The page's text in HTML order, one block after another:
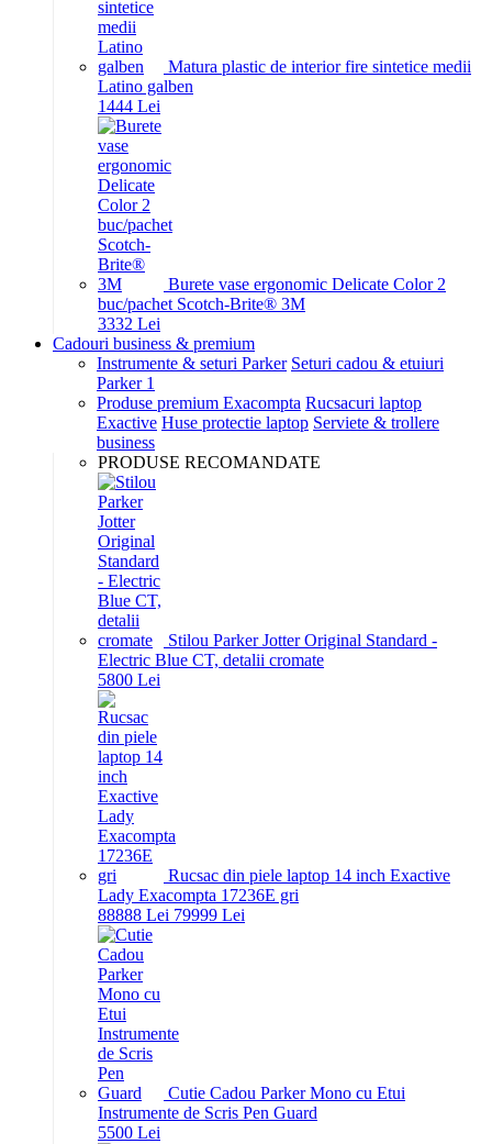
Matura plastic de interior fire sintetice medii
Latino galben
1444 Lei
Burete vase ergonomic Delicate Color 2
buc/pachet Scotch-Brite® 3M
3332 Lei
Cadouri business & premium
Instrumente & seturi Parker Seturi cadou & etuiuri
Parker 1
Produse premium Exacompta Rucsacuri laptop
Exactive Huse protectie laptop Serviete & trollere
business
PRODUSE RECOMANDATE
Stilou Parker Jotter Original Standard -
Electric Blue CT, detalii cromate
5800 Lei
Rucsac din piele laptop 14 inch Exactive
Lady Exacompta 17236E gri
88888 Lei 79999 Lei
Cutie Cadou Parker Mono cu Etui
Instrumente de Scris Pen Guard
5500 Lei